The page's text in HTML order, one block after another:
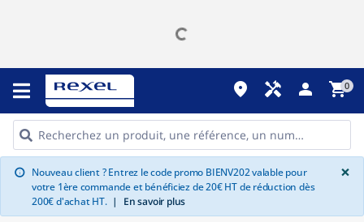
place handyman person shopping_cart0
info Nouveau client ? Entrez le code promo BIENV202 valable pour
votre 1ère commande et bénéficiez de 20€ HT de réduction dès
200€ d'achat HT. | En savoir plus
×